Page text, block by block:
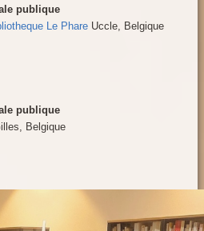
publique
Le Phare Uccle, Belgique
publique
Belgique
Previous
works
Contact